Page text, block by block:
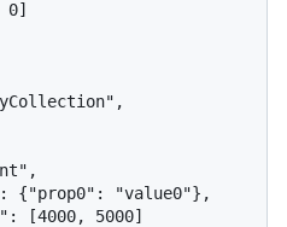
0]
{"prop0": "value0"},
[4000, 5000]